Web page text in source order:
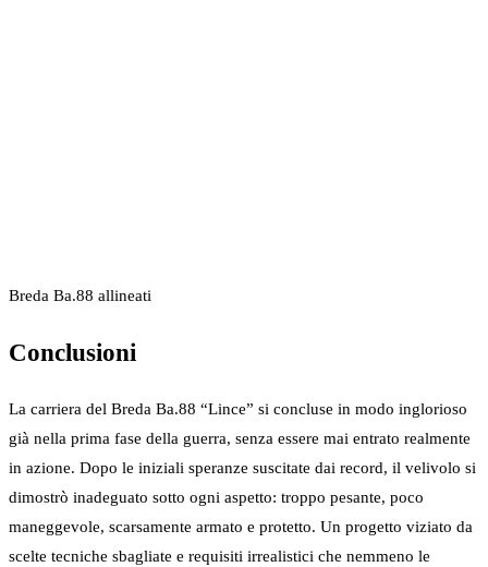
Breda Ba.88 allineati
Conclusioni
La carriera del Breda Ba.88 “Lince” si concluse in modo inglorioso
già nella prima fase della guerra, senza essere mai entrato realmente
in azione. Dopo le iniziali speranze suscitate dai record, il velivolo si
dimostrò inadeguato sotto ogni aspetto: troppo pesante, poco
maneggevole, scarsamente armato e protetto. Un progetto viziato da
scelte tecniche sbagliate e requisiti irrealistici che nemmeno le